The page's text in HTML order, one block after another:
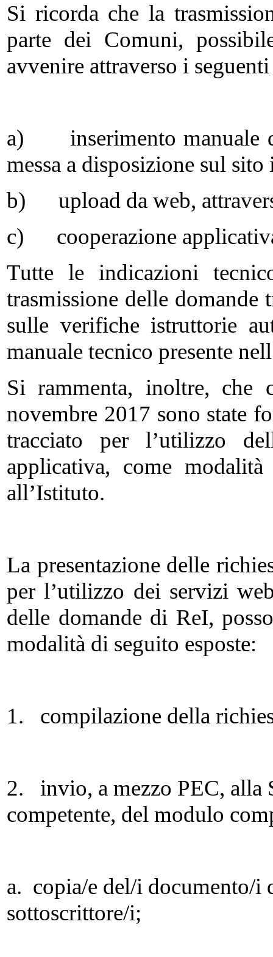
Si ricorda che la
parte dei Comuni,
avvenire attraverso i
a) inserimento manuale
messa a disposizione sul
b) upload da web,
c) cooperazione
Tutte le indicazioni
trasmissione delle domande
sulle verifiche istruttorie
manuale tecnico presente
Si rammenta, inoltre, che
novembre 2017 sono state
tracciato per l’utilizzo
applicativa, come
all’Istituto.
La presentazione delle
per l’utilizzo dei servizi
delle domande di ReI,
modalità di seguito esposte:
1. compilazione della
2. invio, a mezzo PEC, alla
competente, del modulo
a. copia/e del/i documento/i
sottoscrittore/i;